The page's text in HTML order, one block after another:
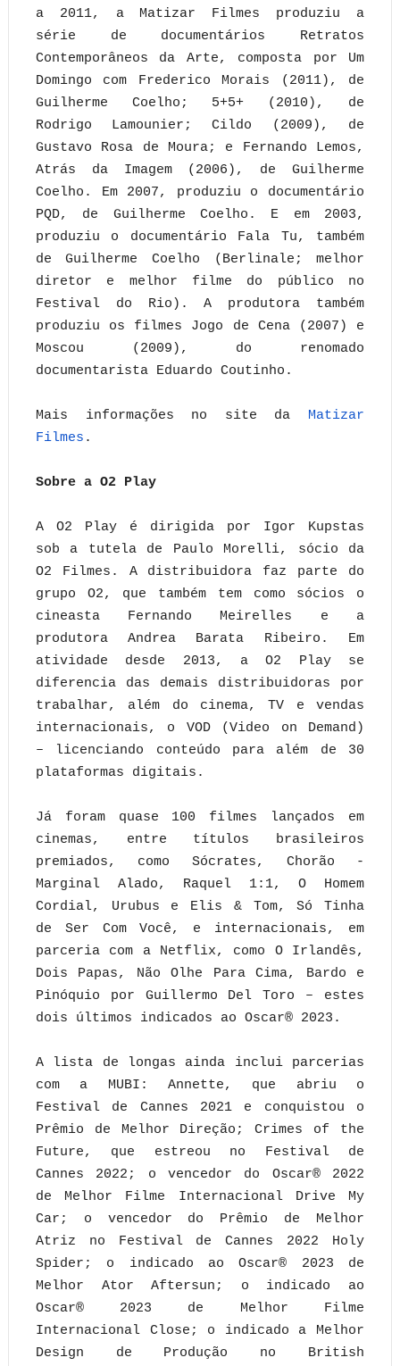
a 2011, a Matizar Filmes produziu a
série de documentários Retratos
Contemporâneos da Arte, composta por Um
Domingo com Frederico Morais (2011), de
Guilherme Coelho; 5+5+ (2010), de
Rodrigo Lamounier; Cildo (2009), de
Gustavo Rosa de Moura; e Fernando Lemos,
Atrás da Imagem (2006), de Guilherme
Coelho. Em 2007, produziu o documentário
PQD, de Guilherme Coelho. E em 2003,
produziu o documentário Fala Tu, também
de Guilherme Coelho (Berlinale; melhor
diretor e melhor filme do público no
Festival do Rio). A produtora também
produziu os filmes Jogo de Cena (2007) e
Moscou (2009), do renomado
documentarista Eduardo Coutinho.
Mais informações no site da Matizar
Filmes .
Sobre a O2 Play
A O2 Play é dirigida por Igor Kupstas
sob a tutela de Paulo Morelli, sócio da
O2 Filmes. A distribuidora faz parte do
grupo O2, que também tem como sócios o
cineasta Fernando Meirelles e a
produtora Andrea Barata Ribeiro. Em
atividade desde 2013, a O2 Play se
diferencia das demais distribuidoras por
trabalhar, além do cinema, TV e vendas
internacionais, o VOD (Video on Demand)
– licenciando conteúdo para além de 30
plataformas digitais.
Já foram quase 100 filmes lançados em
cinemas, entre títulos brasileiros
premiados, como Sócrates, Chorão -
Marginal Alado, Raquel 1:1, O Homem
Cordial, Urubus e Elis & Tom, Só Tinha
de Ser Com Você, e internacionais, em
parceria com a Netflix, como O Irlandês,
Dois Papas, Não Olhe Para Cima, Bardo e
Pinóquio por Guillermo Del Toro – estes
dois últimos indicados ao Oscar® 2023.
A lista de longas ainda inclui parcerias
com a MUBI: Annette, que abriu o
Festival de Cannes 2021 e conquistou o
Prêmio de Melhor Direção; Crimes of the
Future, que estreou no Festival de
Cannes 2022; o vencedor do Oscar® 2022
de Melhor Filme Internacional Drive My
Car; o vencedor do Prêmio de Melhor
Atriz no Festival de Cannes 2022 Holy
Spider; o indicado ao Oscar® 2023 de
Melhor Ator Aftersun; o indicado ao
Oscar® 2023 de Melhor Filme
Internacional Close; o indicado a Melhor
Design de Produção no British